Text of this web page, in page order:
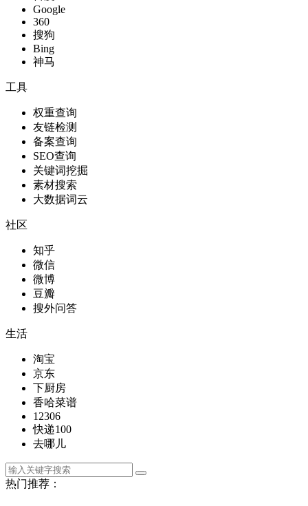
Google
360
搜狗
Bing
神马
工具
权重查询
友链检测
备案查询
SEO查询
关键词挖掘
素材搜索
大数据词云
社区
知乎
微信
微博
豆瓣
搜外问答
生活
淘宝
京东
下厨房
香哈菜谱
12306
快递100
去哪儿
热门推荐：